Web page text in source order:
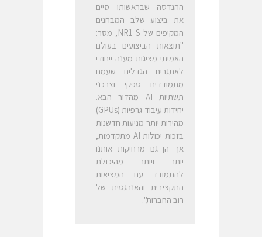
ההנדסה שבראשותו סיים
את ביצוע שלב המבחנים
המקיפים של NR1-S, מסר:
"תוצאות הביצועים בעולם
האמיתי מציגות מענה ייחודי
לאתגרים הגדלים שעמם
מתמודדים ספקי וצרכני
תשתיות AI מהדור הבא.
יחידות עיבוד גרפיות (GPUs)
מהירות יותר מניעות חדשנות
בזכות יכולות AI מתקדמות,
אך הן גם מרחיקות אותנו
יותר ויותר מהיכולת
להתמודד עם המציאות
התקציבית והאנרגטית של
רוב החברות".